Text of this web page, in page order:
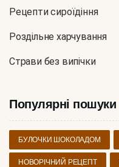
Рецепти сироїдіння
Роздільне харчування
Страви без випічки
Популярні пошуки
БУЛОЧКИ ШОКОЛАДОМ
НОВОРІЧНИЙ РЕЦЕПТ